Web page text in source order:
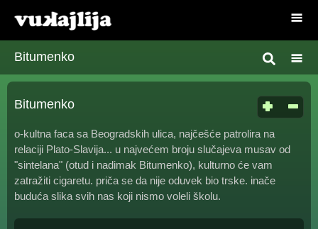
Bitumenko
Bitumenko
o-kultna faca sa Beogradskih ulica, najčešće patrolira na
relaciji Plato-Slavija... u najvećem broju slučajeva musav od
"sintelana" (otud i nadimak Bitumenko), kulturno će vam
zatražiti cigaretu. priča se da nije oduvek bio trske. inače
buduća slika svih nas koji nismo voleli školu.